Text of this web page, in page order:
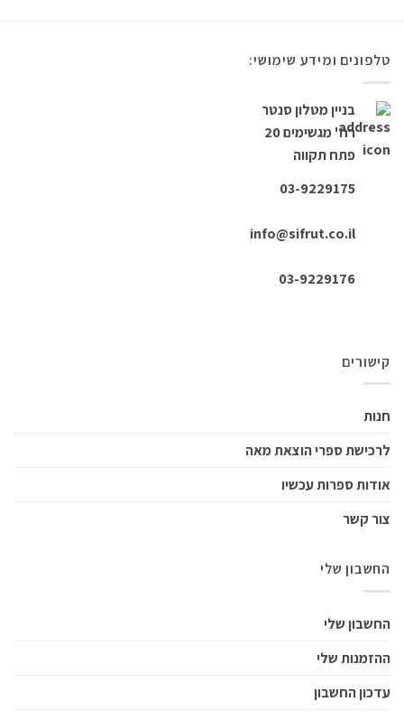
טלפונים ומידע שימושי:
בניין מטלון סנטר
רח' מגשימים 20
פתח תקווה
03-9229175
info@sifrut.co.il
קישורים
חנות
לרכישת ספרי הוצאת מאה
אודות ספרות עכשיו
צור קשר
החשבון שלי
החשבון שלי
ההזמנות שלי
עדכון החשבון